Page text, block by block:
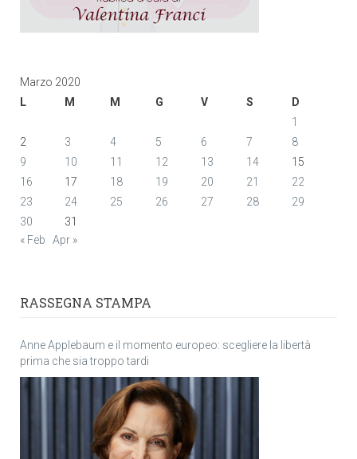
Marzo 2020
L
M M G V S
D
1
2
3 4 5 6 7
8
9
10 11 12 13 14
15
16
17 18 19 20 21
22
23
24 25 26 27 28
29
30
31
« Feb
Apr »
RASSEGNA STAMPA
Anne Applebaum e il momento europeo: scegliere la libertà
prima che sia troppo tardi